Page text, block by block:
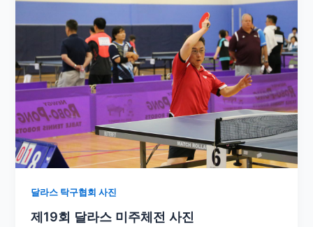
달라스 탁구협회 사진
제19회 달라스 미주체전 사진